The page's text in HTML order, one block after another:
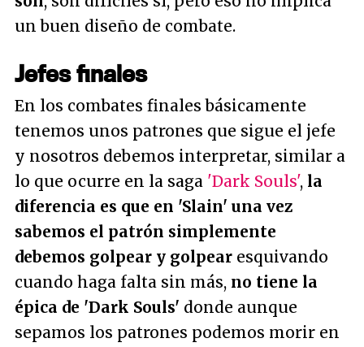
un buen diseño de combate.
Jefes finales
En los combates finales básicamente
tenemos unos patrones que sigue el jefe
y nosotros debemos interpretar, similar a
lo que ocurre en la saga 'Dark Souls', la
diferencia es que en 'Slain' una vez
sabemos el patrón simplemente
debemos golpear y golpear esquivando
cuando haga falta sin más, no tiene la
épica de 'Dark Souls' donde aunque
sepamos los patrones podemos morir en